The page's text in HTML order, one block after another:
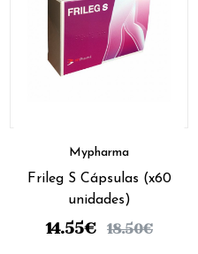
Mypharma
Frileg S Cápsulas (x60
unidades)
14.55€ 18.50€